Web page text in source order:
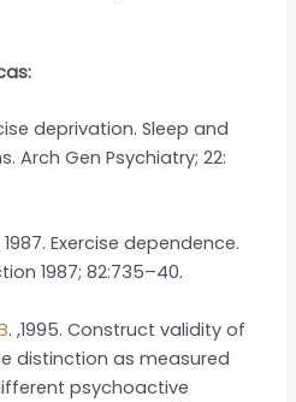
deprivation. Sleep and
Arch Gen Psychiatry; 22:
Exercise dependence.
1987; 82:735–40.
. ,1995. Construct validity of
distinction as measured
psychoactive